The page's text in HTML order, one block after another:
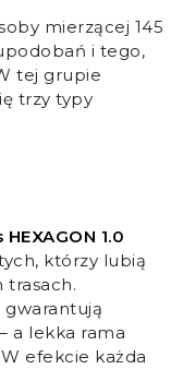
mierzącej 145
i tego,
tej grupie
trzy typy
HEXAGON 1.0
którzy lubią
trasach.
a lekka rama
efekcie każda